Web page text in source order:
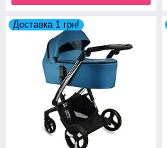
Доставка 1 грн!